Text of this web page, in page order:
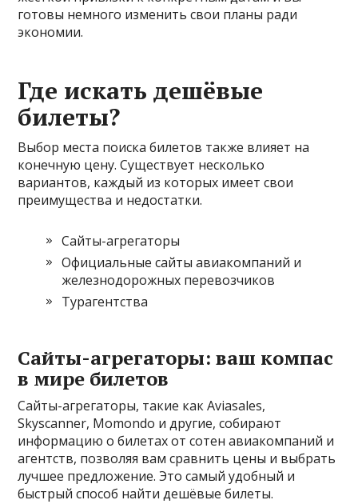
готовы немного изменить свои планы ради
экономии.
Где искать дешёвые
билеты?
Выбор места поиска билетов также влияет на
конечную цену. Существует несколько
вариантов, каждый из которых имеет свои
преимущества и недостатки.
Сайты-агрегаторы
Официальные сайты авиакомпаний и
железнодорожных перевозчиков
Турагентства
Сайты-агрегаторы: ваш компас
в мире билетов
Сайты-агрегаторы, такие как Aviasales,
Skyscanner, Momondo и другие, собирают
информацию о билетах от сотен авиакомпаний и
агентств, позволяя вам сравнить цены и выбрать
лучшее предложение. Это самый удобный и
быстрый способ найти дешёвые билеты.